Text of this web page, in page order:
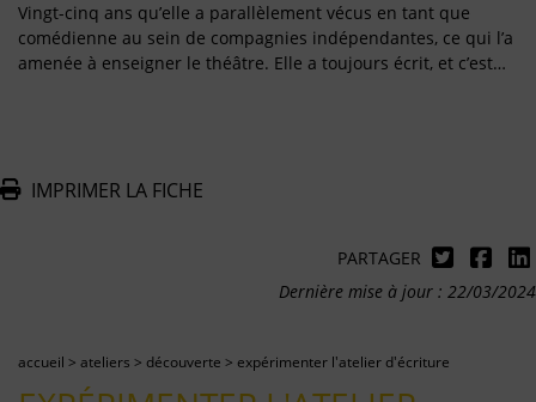
Vingt-cinq ans qu’elle a parallèlement vécus en tant que
comédienne au sein de compagnies indépendantes, ce qui l’a
amenée à enseigner le théâtre. Elle a toujours écrit, et c’est…
IMPRIMER LA FICHE
PARTAGER
Dernière mise à jour : 22/03/2024
accueil > ateliers > découverte > expérimenter l'atelier d'écriture